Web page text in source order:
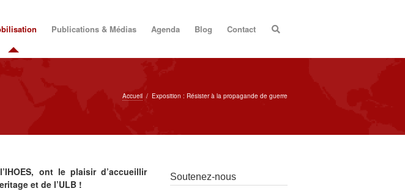
Publications & Médias Agenda Blog Contact
Accueil / Exposition : Résister à la propagande de guerre
Soutenez-nous
ont le plaisir d’accueillir
et de l’ULB !